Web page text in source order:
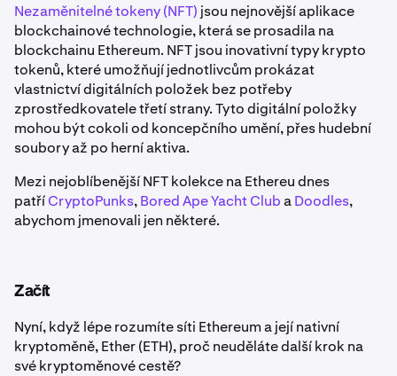
Nezaměnitelné tokeny (NFT) jsou nejnovější aplikace
blockchainové technologie, která se prosadila na
blockchainu Ethereum. NFT jsou inovativní typy krypto
tokenů, které umožňují jednotlivcům prokázat
vlastnictví digitálních položek bez potřeby
zprostředkovatele třetí strany. Tyto digitální položky
mohou být cokoli od koncepčního umění, přes hudební
soubory až po herní aktiva.
Mezi nejoblíbenější NFT kolekce na Ethereu dnes
patříCryptoPunks,Bored Ape Yacht ClubaDoodles,
abychom jmenovali jen některé.
Začít
Nyní, když lépe rozumíte síti Ethereum a její nativní
kryptoměně, Ether (ETH), proč neuděláte další krok na
své kryptoměnové cestě?